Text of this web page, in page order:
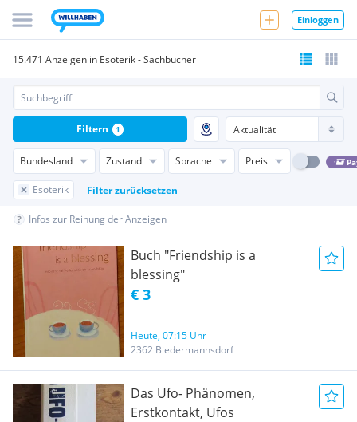
Einloggen
15.471 Anzeigen in Esoterik - Sachbücher
Bundesland Zustand Sprache Preis
Esoterik Filter zurücksetzen
Filtern 1
Infos zur Reihung der Anzeigen
Buch "Friendship is a
blessing"
€ 3
Heute, 07:15 Uhr
2362 Biedermannsdorf
Das Ufo- Phänomen,
Erstkontakt, Ufos